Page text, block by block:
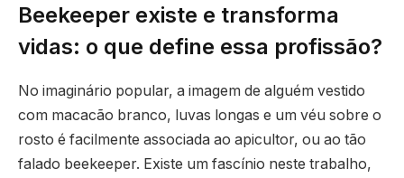
Beekeeper existe e transforma
vidas: o que define essa profissão?
No imaginário popular, a imagem de alguém vestido
com macacão branco, luvas longas e um véu sobre o
rosto é facilmente associada ao apicultor, ou ao tão
falado beekeeper. Existe um fascínio neste trabalho,